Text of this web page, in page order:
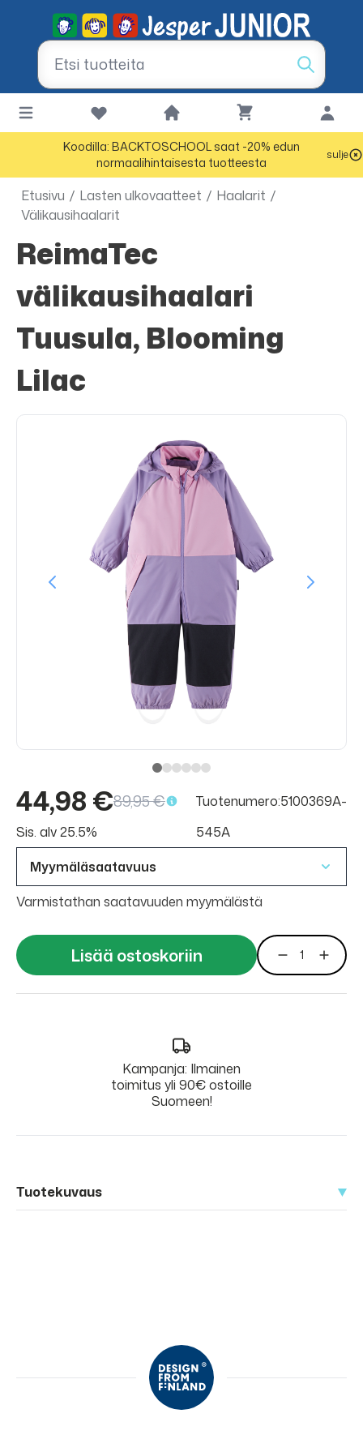
Koodilla: BACKTOSCHOOL saat -20% edun
normaalihintaisesta tuotteesta
sulje
Etusivu / Lasten ulkovaatteet / Haalarit /
Välikausihaalarit
ReimaTec
välikausihaalari
Tuusula, Blooming
Lilac
44,98 €89,95 €
Sis. alv 25.5%
Tuotenumero:5100369A-
545A
Myymäläsaatavuus
Varmistathan saatavuuden myymälästä
Lisää ostoskoriin
Kampanja: Ilmainen
toimitus yli 90€ ostoille
Suomeen!
Tuotekuvaus